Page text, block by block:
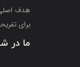
هدف
برای
ما در